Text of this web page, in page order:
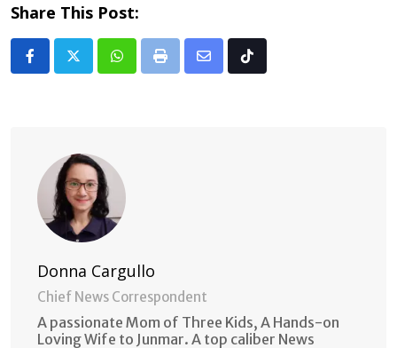
Share This Post:
Whatsapp
Print
Share Tiktok
Donna Cargullo
Chief News Correspondent
A passionate Mom of Three Kids, A Hands-on
Loving Wife to Junmar. A top caliber News